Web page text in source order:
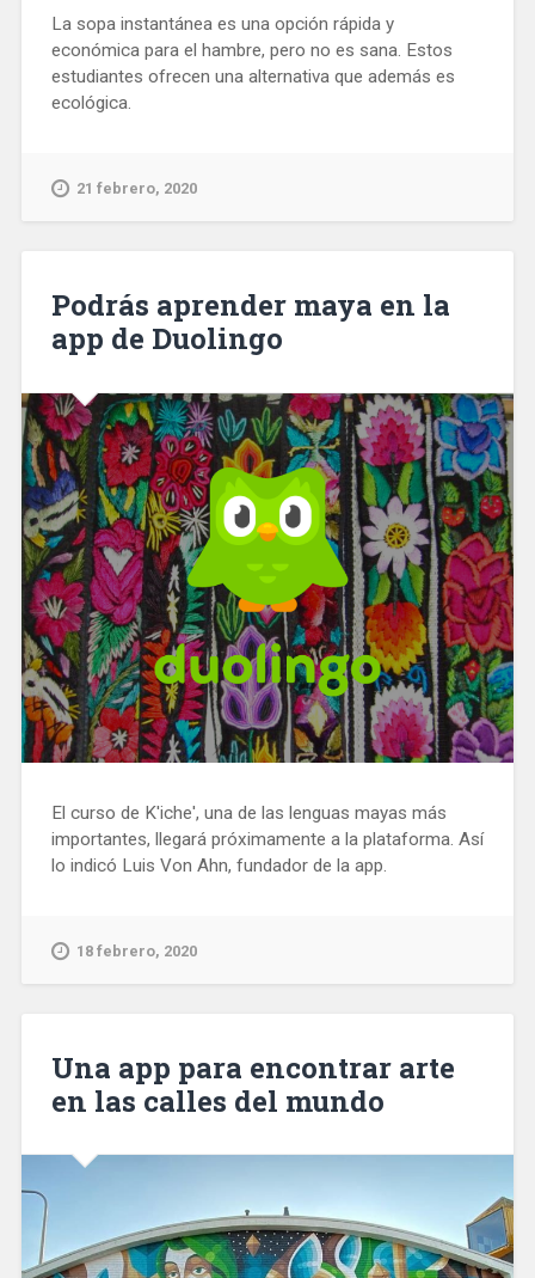
La sopa instantánea es una opción rápida y
económica para el hambre, pero no es sana. Estos
estudiantes ofrecen una alternativa que además es
ecológica.
21 febrero, 2020
Podrás aprender maya en la
app de Duolingo
El curso de K'iche', una de las lenguas mayas más
importantes, llegará próximamente a la plataforma. Así
lo indicó Luis Von Ahn, fundador de la app.
18 febrero, 2020
Una app para encontrar arte
en las calles del mundo